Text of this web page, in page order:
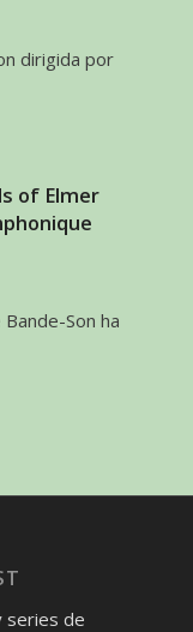
dirigida por
of Elmer
Son ha
series de